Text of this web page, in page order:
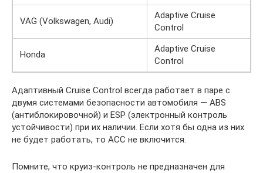
VAG (Volkswagen, Audi)
Adaptive Cruise
Control
Honda
Adaptive Cruise
Control
Адаптивный Cruise Control всегда работает в паре с
двумя системами безопасности автомобиля — ABS
(антиблокировочной) и ESP (электронный контроль
устойчивости) при их наличии. Если хотя бы одна из них
не будет работать, то ACC не включится.
Помните, что круиз-контроль не предназначен для